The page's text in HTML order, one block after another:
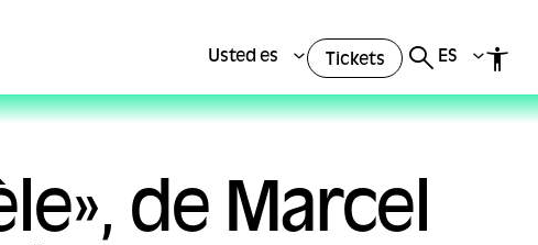
Usted es Tickets ES
de Marcel